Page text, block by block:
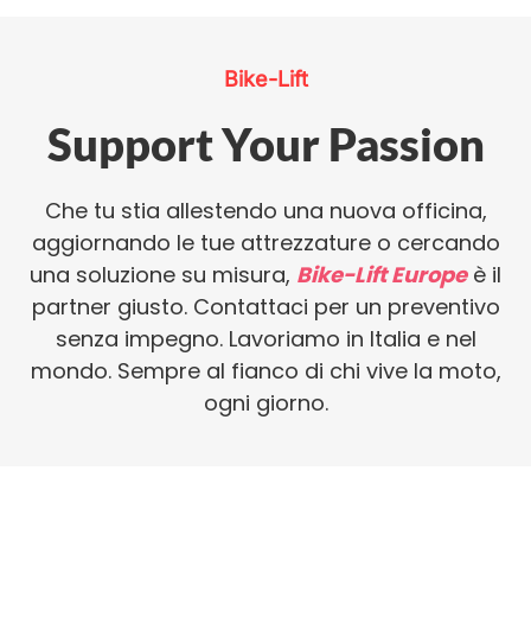
Bike-Lift
Support Your Passion
Che tu stia allestendo una nuova officina,
aggiornando le tue attrezzature o cercando
una soluzione su misura, Bike-Lift Europeè il
partner giusto. Contattaci per un preventivo
senza impegno. Lavoriamo in Italia e nel
mondo. Sempre al fianco di chi vive la moto,
ogni giorno.